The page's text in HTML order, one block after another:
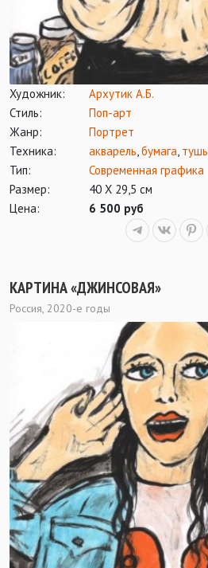
Художник:
Архутик А.Б.
Стиль:
Поп-арт
Жанр:
Портрет
Техника:
акварель,бумага, тушь
Тип:
Современная графика
Размер:
40 Х 29,5 см
Цена:
6 500 руб
КАРТИНА «ДЖИНСОВАЯ»
Россия, 2020-е годы